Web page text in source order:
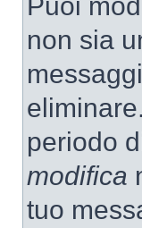
non sia
periodo
modifica
tuo